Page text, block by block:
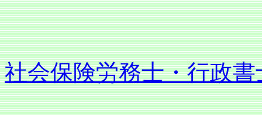
社会保険労務士・行政